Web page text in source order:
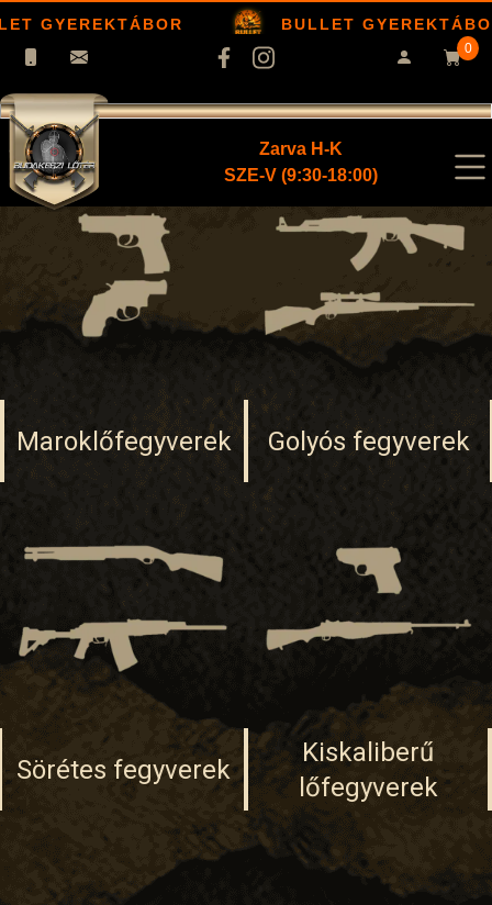
GYEREKTÁBOR BULLET GYEREKTÁBOR
0
Zarva H-K
SZE-V (9:30-18:00)
Maroklőfegyverek Golyós fegyverek
Sörétes fegyverek
Kiskaliberű
lőfegyverek